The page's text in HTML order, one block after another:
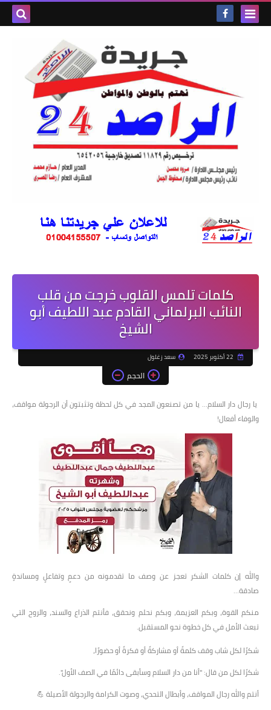
كلمات تلمس القلوب خرجت من قلب
النائب البرلماني القادم عبد اللطيف أبو
الشيخ
سعد زغلول
الحجم
يا رجال دار السلام... يا من تصنعون المجد في كل لحظة وتثبتون أن الرجولة مواقف،
والوفاء أفعال!
والله إن كلمات الشكر تعجز عن وصف ما تقدمونه من دعمٍ وتفاعلٍ ومساندةٍ
صادقة…
منكم القوة، وبكم العزيمة، وبكم نحلم ونحقق، فأنتم الذراع والسند، والروح التي
تبعث الأمل في كل خطوة نحو المستقبل.
شكرًا لكل شاب وقف كلمةً أو مشاركةً أو فكرةً أو حضورًا،
شكرًا لكل من قال: "أنا من دار السلام وسأبقى دائمًا في الصف الأول".
أنتم والله رجال المواقف، وأبطال التحدي، وصوت الكرامة والرجولة الأصيلة 💪